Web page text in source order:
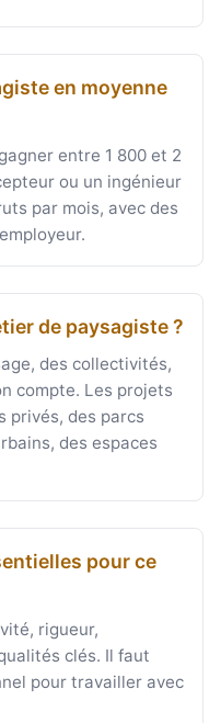
en moyenne
entre 1 800 et 2
ou un ingénieur
par mois, avec des
de paysagiste ?
des collectivités,
compte. Les projets
privés, des parcs
des espaces
pour ce
rigueur,
clés. Il faut
pour travailler avec